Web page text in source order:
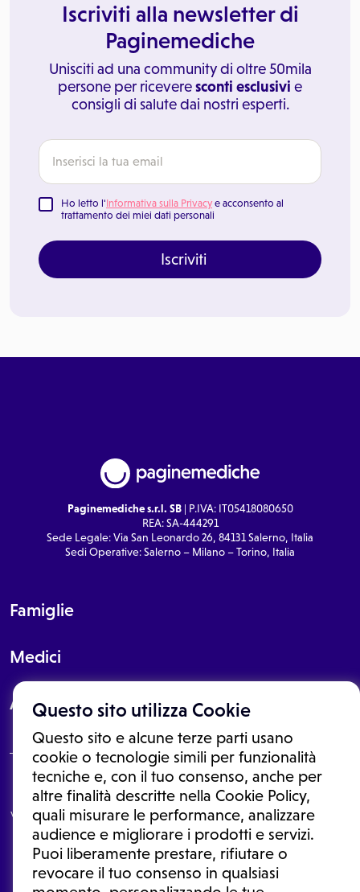
Questo sito utilizza Cookie
Questo sito e alcune terze parti usano
cookie o tecnologie simili per funzionalità
tecniche e, con il tuo consenso, anche per
altre finalità descritte nella Cookie Policy,
quali misurare le performance, analizzare
audience e migliorare i prodotti e servizi.
Puoi liberamente prestare, rifiutare o
revocare il tuo consenso in qualsiasi
Iscriviti alla newsletter di
Paginemediche
Unisciti ad una community di oltre 50mila
persone per riceveresconti esclusivi e
consigli di salute dai nostri esperti.
Ho letto l'Informativa sulla Privacy e acconsento al
trattamento dei miei dati personali
Iscriviti
Paginemediche s.r.l. SB| P.IVA: IT05418080650
REA: SA-444291
Sede Legale: Via San Leonardo 26, 84131 Salerno, Italia
Sedi Operative: Salerno – Milano – Torino, Italia
Famiglie
Medici
About
Le informazioni proposte in questo sito non sono un consulto medico.
In nessun caso, queste informazioni sostituiscono un consulto, una
visita o una diagnosi formulata dal medico. Non si devono considerare
le informazioni disponibili come suggerimenti per la formulazione di
una diagnosi, la determinazione di un trattamento o l'assunzione o
sospensione di un farmaco senza prima consultare un medico di
medicina generale o uno specialista.